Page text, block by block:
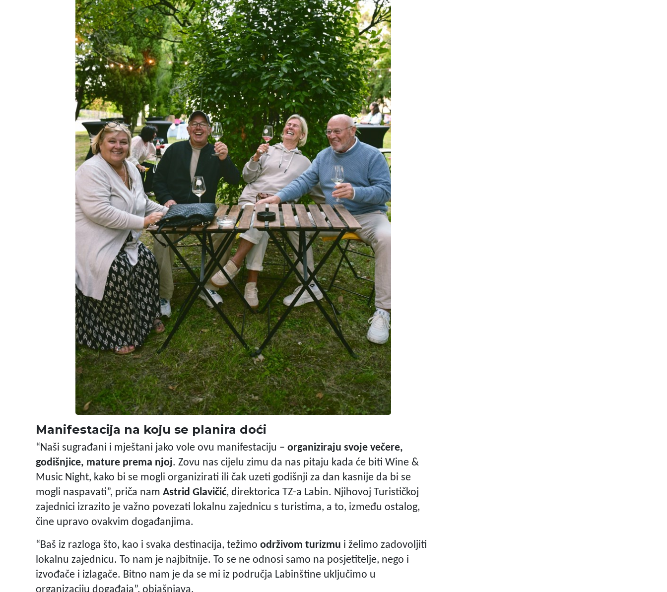
Manifestacija na koju se planira doći
“Naši sugrađani i mještani jako vole ovu manifestaciju – organiziraju svoje večere,
godišnjice, mature prema njoj. Zovu nas cijelu zimu da nas pitaju kada će biti Wine &
Music Night, kako bi se mogli organizirati ili čak uzeti godišnji za dan kasnije da bi se
mogli naspavati”, priča nam Astrid Glavičić, direktorica TZ-a Labin. Njihovoj Turističkoj
zajednici izrazito je važno povezati lokalnu zajednicu s turistima, a to, između ostalog,
čine upravo ovakvim događanjima.
“Baš iz razloga što, kao i svaka destinacija, težimo održivom turizmu i želimo zadovoljiti
lokalnu zajednicu. To nam je najbitnije. To se ne odnosi samo na posjetitelje, nego i
izvođače i izlagače. Bitno nam je da se mi iz područja Labinštine uključimo u